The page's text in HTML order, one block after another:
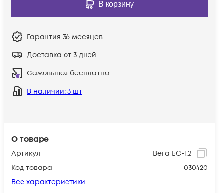
О товаре
Артикул
Вега БС-1.2
Код товара
030420
Все характеристики
В корзину
Гарантия 36 месяцев
Доставка от 3 дней
Самовывоз бесплатно
В наличии: 3 шт